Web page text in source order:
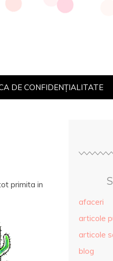
DE CONFIDENȚIALITATE
primita in
afaceri
articole
articole
blog